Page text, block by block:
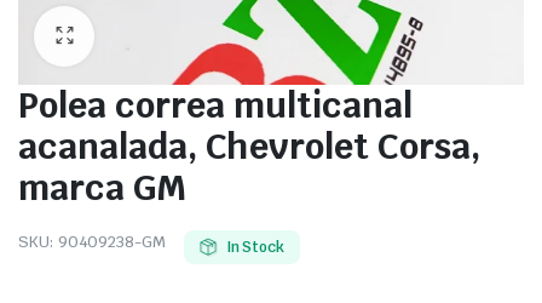
Polea correa multicanal
acanalada, Chevrolet Corsa,
marca GM
SKU: 90409238-GM In Stock